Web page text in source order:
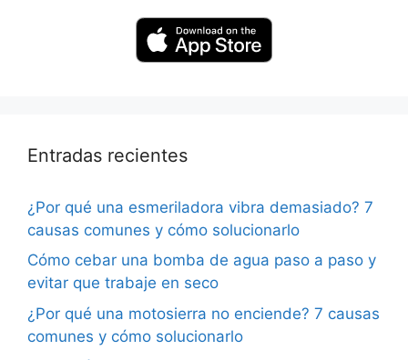
Entradas recientes
¿Por qué una esmeriladora vibra demasiado? 7
causas comunes y cómo solucionarlo
Cómo cebar una bomba de agua paso a paso y
evitar que trabaje en seco
¿Por qué una motosierra no enciende? 7 causas
comunes y cómo solucionarlo